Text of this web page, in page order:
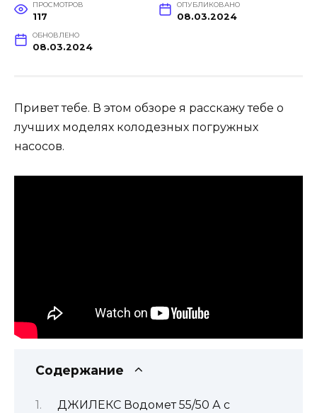
ПРОСМОТРОВ
117
ОПУБЛИКОВАНО
08.03.2024
ОБНОВЛЕНО
08.03.2024
Привет тебе. В этом обзоре я расскажу тебе о
лучших моделях колодезных погружных
насосов.
Содержание
ДЖИЛЕКС Водомет 55/50 А с